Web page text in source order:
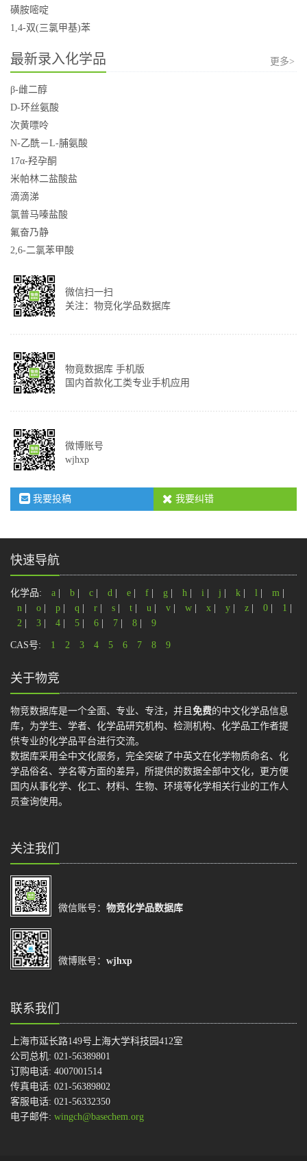
磺胺嘧啶
1,4-双(三氯甲基)苯
最新录入化学品 更多>
β-雌二醇
D-环丝氨酸
次黄嘌呤
N-乙酰－L-脯氨酸
17α-羟孕酮
米帕林二盐酸盐
滴滴涕
氯普马嗪盐酸
氟奋乃静
2,6-二氯苯甲酸
微信扫一扫
关注：物竞化学品数据库
物竟数据库 手机版
国内首款化工类专业手机应用
微博账号
wjhxp
我要投稿 我要纠错
快速导航
化学品: a b c d e f g h i j k l m
n
o p q r s t u v w x y z 0 1
2
3 4 5 6 7 8 9
CAS号: 1 2 3 4 5 6 7 8 9
关于物竞
物竞数据库是一个全面、专业、专注，并且 免费的中文化学品信息
库，为学生、学者、化学品研究机构、检测机构、化学品工作者提
供专业的化学品平台进行交流。
数据库采用全中文化服务，完全突破了中英文在化学物质命名、化
学品俗名、学名等方面的差异，所提供的数据全部中文化，更方便
国内从事化学、化工、材料、生物、环境等化学相关行业的工作人
员查询使用。
关注我们
微信账号： 物竞化学品数据库
微博账号： wjhxp
联系我们
上海市延长路149号上海大学科技园412室
公司总机: 021-56389801
订购电话: 4007001514
传真电话: 021-56389802
客服电话: 021-56332350
电子邮件: wingch@basechem.org